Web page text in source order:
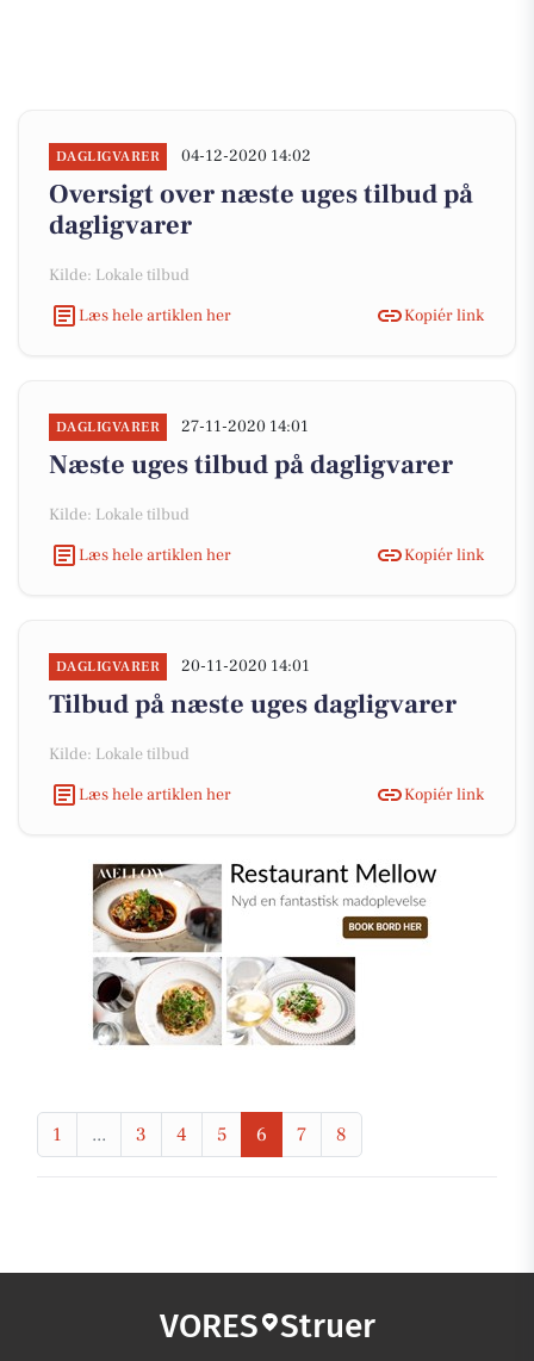
DAGLIGVARER 04-12-2020 14:02
Oversigt over næste uges tilbud på
dagligvarer
Kilde: Lokale tilbud
Læs hele artiklen her
Kopiér link
DAGLIGVARER 27-11-2020 14:01
Næste uges tilbud på dagligvarer
Kilde: Lokale tilbud
Læs hele artiklen her
Kopiér link
DAGLIGVARER 20-11-2020 14:01
Tilbud på næste uges dagligvarer
Kilde: Lokale tilbud
Læs hele artiklen her
Kopiér link
1 ... 3 4 5 6 7 8
VORES Struer